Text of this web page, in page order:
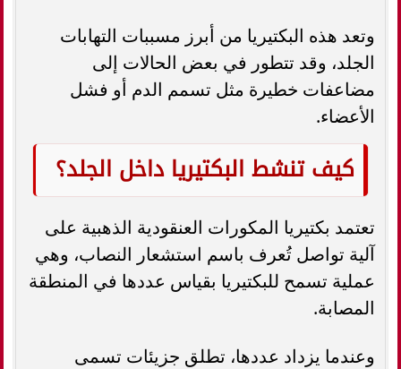
وتعد هذه البكتيريا من أبرز مسببات التهابات
الجلد، وقد تتطور في بعض الحالات إلى
مضاعفات خطيرة مثل تسمم الدم أو فشل
الأعضاء.
كيف تنشط البكتيريا داخل الجلد؟
تعتمد بكتيريا المكورات العنقودية الذهبية على
آلية تواصل تُعرف باسم استشعار النصاب، وهي
عملية تسمح للبكتيريا بقياس عددها في المنطقة
المصابة.
وعندما يزداد عددها، تطلق جزيئات تسمى